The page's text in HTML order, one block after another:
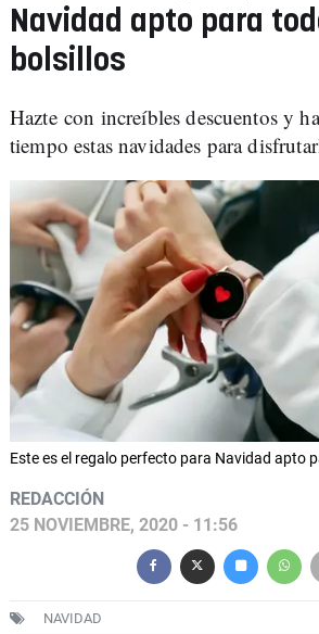
Navidad apto para
bolsillos
Hazte con increíbles descuentos y
tiempo estas navidades para
Este es el regalo perfecto para Navidad apto
REDACCIÓN
25 NOVIEMBRE, 2020 - 11:56
NAVIDAD